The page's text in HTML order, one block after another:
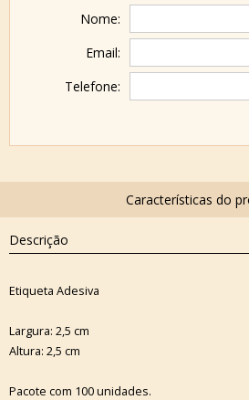
Nome:
Email:
Telefone:
Descrição
Etiqueta Adesiva
Largura: 2,5 cm
Altura: 2,5 cm
Pacote com 100 unidades.